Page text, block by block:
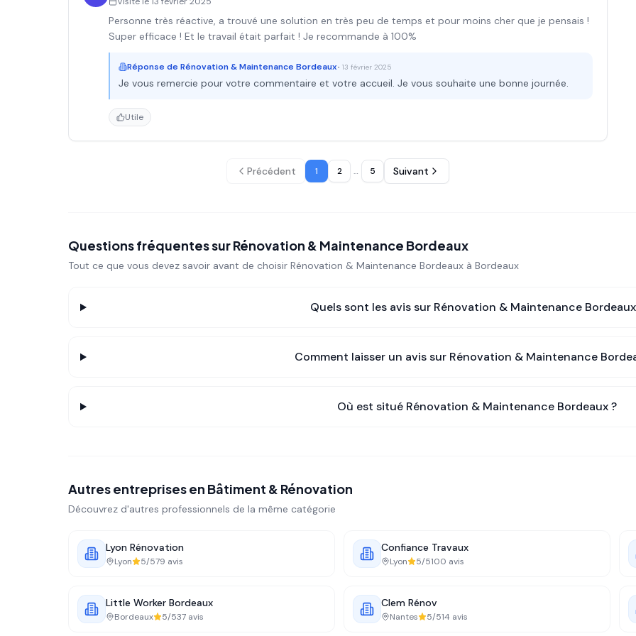
Personne très réactive, a trouvé une solution en très peu de temps et pour moins cher que je pensais !
Super efficace ! Et le travail était parfait ! Je recommande à 100%
Réponse de Rénovation & Maintenance Bordeaux• 13 février 2025
Je vous remercie pour votre commentaire et votre accueil. Je vous souhaite une bonne journée.
Utile
Précédent 1 2 … 5 Suivant
Questions fréquentes surRénovation & Maintenance Bordeaux
Tout ce que vous devez savoir avant de choisir Rénovation & Maintenance Bordeaux à Bordeaux
Quels sont les avis sur Rénovation & Maintenance Bordeaux
Comment laisser un avis sur Rénovation & Maintenance
Où est situé Rénovation & Maintenance Bordeaux?
Autres entreprises en Bâtiment & Rénovation
Découvrez d'autres professionnels de la même catégorie
Lyon Rénovation
Lyon 5/579 avis
Confiance Travaux
Lyon 5/5100 avis
Little Worker Bordeaux
Bordeaux 5/537 avis
Clem Rénov
Nantes 5/514 avis